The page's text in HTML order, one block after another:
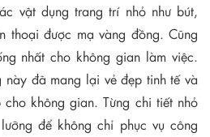
vật dụng trang trí nhỏ như bút,
thoại được mạ vàng đồng. Cũng
nhất cho không gian làm việc.
này đã mang lại vẻ đẹp tinh tế và
không gian. Từng chi tiết nhỏ
để không chỉ phục vụ công